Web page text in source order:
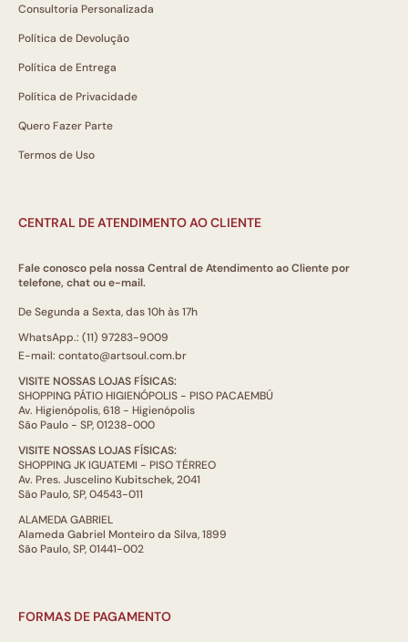
Consultoria Personalizada
Política de Devolução
Política de Entrega
Política de Privacidade
Quero Fazer Parte
Termos de Uso
CENTRAL DE ATENDIMENTO AO CLIENTE
Fale conosco pela nossa Central de Atendimento ao Cliente por
telefone, chat ou e-mail.
De Segunda a Sexta, das 10h às 17h
WhatsApp.: (11) 97283-9009
E-mail: contato@artsoul.com.br
VISITE NOSSAS LOJAS FÍSICAS:
SHOPPING PÁTIO HIGIENÓPOLIS - PISO PACAEMBÚ
Av. Higienópolis, 618 - Higienópolis
São Paulo - SP, 01238-000
VISITE NOSSAS LOJAS FÍSICAS:
SHOPPING JK IGUATEMI - PISO TÉRREO
Av. Pres. Juscelino Kubitschek, 2041
São Paulo, SP, 04543-011
ALAMEDA GABRIEL
Alameda Gabriel Monteiro da Silva, 1899
São Paulo, SP, 01441-002
FORMAS DE PAGAMENTO